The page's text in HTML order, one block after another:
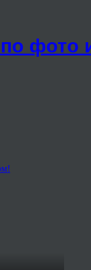
по фото